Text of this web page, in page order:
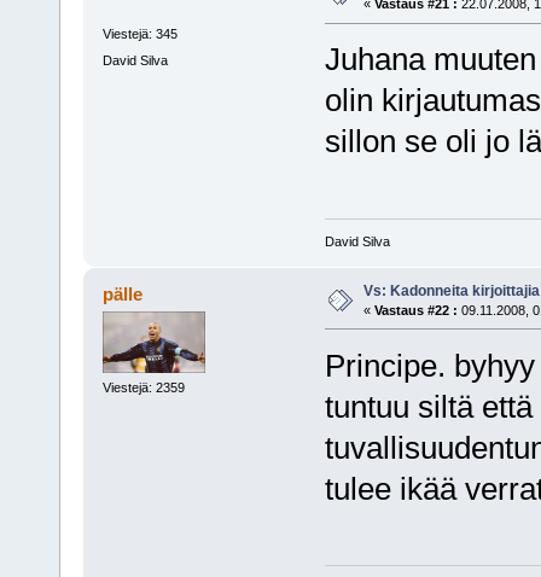
Viestejä: 345
David Silva
« Vastaus #21 : 22.07.2008,
Juhana
olin
sillon se oli jo
David Silva
pälle
Viestejä: 2359
Vs: Kadonneita kirjoittajia
« Vastaus #22 : 09.11.2008,
Principe.
tuntuu siltä
tulee ikää